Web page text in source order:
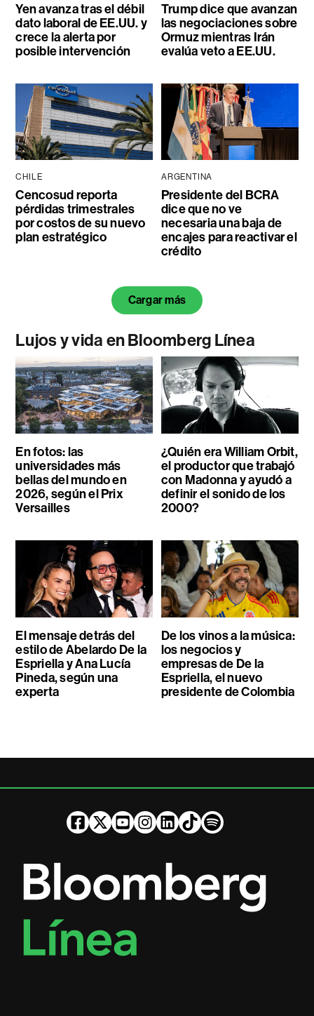
Yen avanza tras el débil
dato laboral de EE.UU. y
crece la alerta por
posible intervención
Trump dice que avanzan
las negociaciones sobre
Ormuz mientras Irán
evalúa veto a EE.UU.
CHILE
Cencosud reporta
pérdidas trimestrales
por costos de su nuevo
plan estratégico
ARGENTINA
Presidente del BCRA
dice que no ve
necesaria una baja de
encajes para reactivar el
crédito
Cargar más
Lujos y vida en Bloomberg Línea
En fotos: las
universidades más
bellas del mundo en
2026, según el Prix
Versailles
¿Quién era William Orbit,
el productor que trabajó
con Madonna y ayudó a
definir el sonido de los
2000?
El mensaje detrás del
estilo de Abelardo De la
Espriella y Ana Lucía
Pineda, según una
experta
De los vinos a la música:
los negocios y
empresas de De la
Espriella, el nuevo
presidente de Colombia